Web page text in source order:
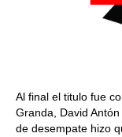
Al final el titulo fue
Granda, David
de desempate hizo